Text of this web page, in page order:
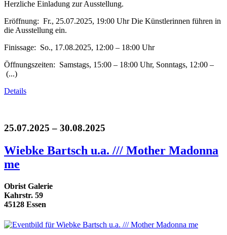
Herzliche Einladung zur Ausstellung.
Eröffnung: Fr., 25.07.2025, 19:00 Uhr Die Künstlerinnen führen in
die Ausstellung ein.
Finissage: So., 17.08.2025, 12:00 – 18:00 Uhr
Öffnungszeiten: Samstags, 15:00 – 18:00 Uhr, Sonntags, 12:00 –
(...)
Details
25.07.2025 – 30.08.2025
Wiebke Bartsch u.a. /// Mother Madonna
me
Obrist Galerie
Kahrstr. 59
45128 Essen